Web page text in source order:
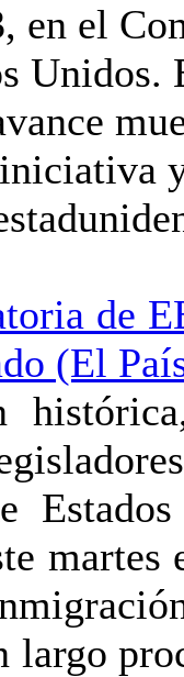
en el
de
(El
largo